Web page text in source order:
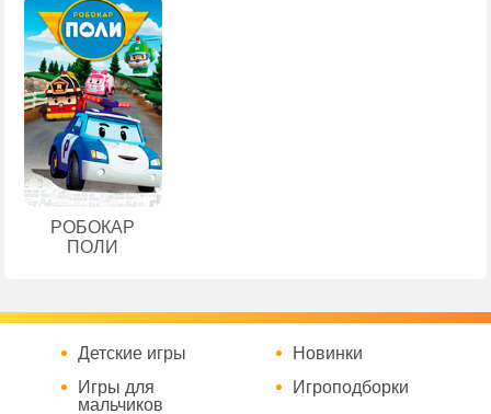
РОБОКАР
ПОЛИ
Детские игры
Игры для
мальчиков
Новинки
Игроподборки